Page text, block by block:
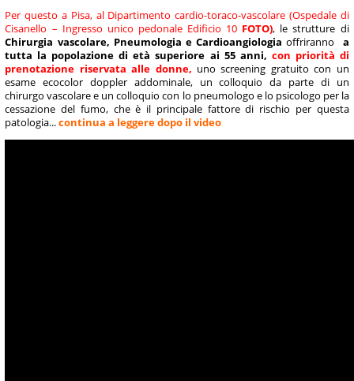
Per questo a Pisa, al Dipartimento cardio-toraco-vascolare (Ospedale di
Cisanello – Ingresso unico pedonale Edificio 10 FOTO), le strutture di
Chirurgia vascolare, Pneumologia e Cardioangiologia offriranno
a
tutta la popolazione di età superiore ai 55 anni, con priorità di
prenotazione riservata alle donne, uno screening gratuito con un
esame ecocolor doppler addominale, un colloquio da parte di un
chirurgo vascolare e un colloquio con lo pneumologo e lo psicologo per la
cessazione del fumo, che è il principale fattore di rischio per questa
patologia...continua a leggere dopo il video